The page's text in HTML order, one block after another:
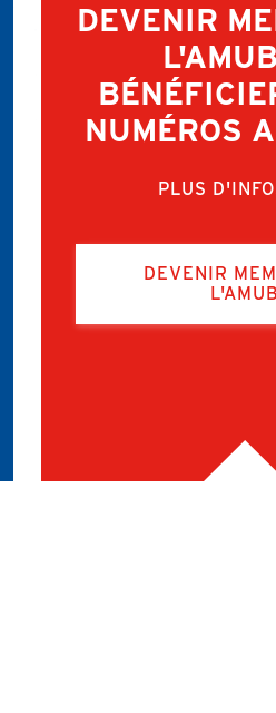
DEVENIR
NUMÉROS
PLUS
DEVENIR
L'AMUB